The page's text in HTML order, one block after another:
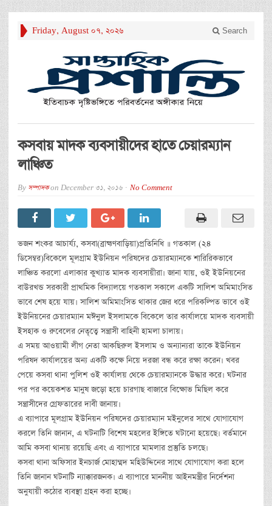
Friday, August 07, 2026 Search
কসবায় মাদক ব্যবসায়ীদের হাতে চেয়ারম্যান
লাঞ্চিত
By সম্পাদকon December 31, 2016 No Comment
ভজন শংকর আচার্য্য, কসবা(ব্রাহ্মণবাড়িয়া)প্রতিনিধি ॥ গতকাল (২৪
ডিসেম্বর)বিকেলে মূলগ্রাম ইউনিয়ন পরিষদের চেয়ারম্যানকে শারিরিকভাবে
লাঞ্চিত করলো এলাকার কুখ্যাত মাদক ব্যবসায়ীরা। জানা যায়, ওই ইউনিয়নের
বাউরখন্ড সরকারী প্রাথমিক বিদ্যালয়ে গতকাল সকালে একটি সালিশ অমিমাংসিত
ভাবে শেষ হয়ে যায়। সালিশ অমিমাংসিত থাকার জের ধরে পরিকল্পিত ভাবে ওই
ইউনিয়নের চেয়ারম্যান মঈনুল ইসলামকে বিকেলে তার কার্যালয়ে মাদক ব্যবসায়ী
ইসহাক ও রুবেলের নেতৃত্বে সন্ত্রাসী বাহিনী হামলা চালায়।
এ সময় আওয়ামী লীগ নেতা আকছিরুল ইসলাম ও অন্যান্যরা তাকে ইউনিয়ন
পরিষদ কার্যালয়ের অন্য একটি কক্ষে নিয়ে দরজা বন্ধ করে রক্ষা করেন। খবর
পেয়ে কসবা থানা পুলিশ ওই কার্যালয় থেকে চেয়ারম্যানকে উদ্ধার করে। ঘটনার
পর পর কয়েকশত মানুষ জড়ো হয়ে চারগাছ বাজারে বিক্ষোভ মিছিল করে
সন্ত্রাসীদের গ্রেফতারের দাবী জানায়।
এ ব্যাপারে মূলগ্রাম ইউনিয়ন পরিষদের চেয়ারম্যান মইনুলের সাথে যোগাযোগ
করলে তিনি জানান, এ ঘটনাটি বিশেষ মহলের ইঙ্গিতে ঘটানো হয়েছে। বর্তমানে
আমি কসবা থানায় রয়েছি এবং এ ব্যাপারে মামলার প্রস্তুতি চলছে।
কসবা থানা অফিসার ইনচার্জ মোহাম্মদ মহিউদ্দিনের সাথে যোগাযোগ করা হলে
তিনি জানান ঘটনাটি ন্যাক্কারজনক। এ ব্যাপারে মাননীয় আইনমন্ত্রীর নির্দেশনা
অনুযায়ী কঠোর ব্যবস্থা গ্রহন করা হচ্ছে।